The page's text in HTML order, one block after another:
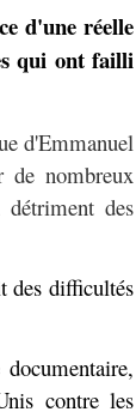
d'une réelle
qui ont failli
d'Emmanuel
de nombreux
des
des difficultés
contre les